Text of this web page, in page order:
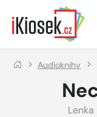
Přejít na hlavní obsah
Audioknihy